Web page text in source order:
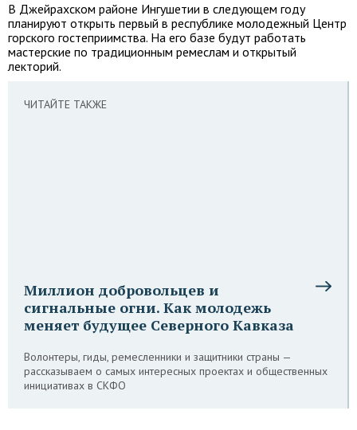
В Джейрахском районе Ингушетии в следующем году
планируют открыть первый в республике молодежный Центр
горского гостеприимства. На его базе будут работать
мастерские по традиционным ремеслам и открытый
лекторий.
ЧИТАЙТЕ ТАКЖЕ
Миллион добровольцев и
сигнальные огни. Как молодежь
меняет будущее Северного Кавказа
Волонтеры, гиды, ремесленники и защитники страны —
рассказываем о самых интересных проектах и общественных
инициативах в СКФО